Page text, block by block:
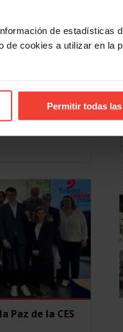
de estadísticas
de cookies a utilizar en la
Permitir todas
sindical
de delegados
Paz de la CES